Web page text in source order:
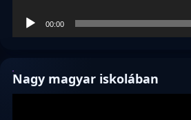
00:00
Nagy magyar iskolában